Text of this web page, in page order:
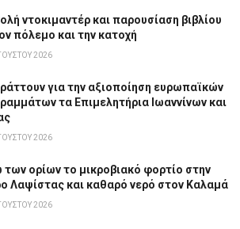
ντοκιμαντέρ και παρουσίαση βιβλίου
πόλεμο και την κατοχή
2026
για την αξιοποίηση ευρωπαϊκών
τα Επιμελητήρια Ιωαννίνων και
2026
των ορίων το μικροβιακό φορτίο στην
Λαψίστας και καθαρό νερό στον Καλαμά
2026